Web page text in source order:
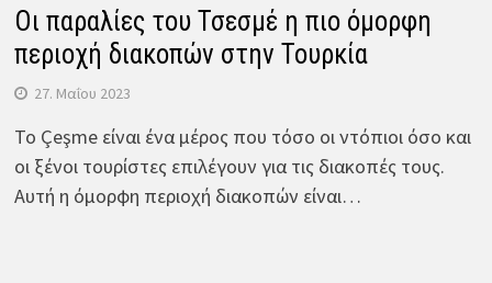
Οι παραλίες του Τσεσμέ η πιο όμορφη
περιοχή διακοπών στην Τουρκία
27. Μαΐου 2023
Το Çeşme είναι ένα μέρος που τόσο οι ντόπιοι όσο και
οι ξένοι τουρίστες επιλέγουν για τις διακοπές τους.
Αυτή η όμορφη περιοχή διακοπών είναι…